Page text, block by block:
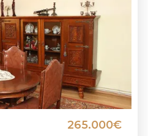
265.000€